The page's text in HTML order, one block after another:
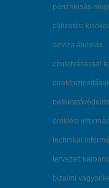
pénzmosás
díjfizetési
deviza átutalás
címletváltással
öröklési
technikai
tervezett
bizalmi